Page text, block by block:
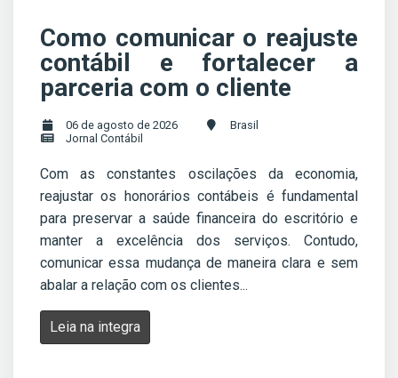
Como comunicar o reajuste
contábil e fortalecer a
parceria com o cliente
06 de agosto de 2026
Brasil
Jornal Contábil
Com as constantes oscilações da economia,
reajustar os honorários contábeis é fundamental
para preservar a saúde financeira do escritório e
manter a excelência dos serviços. Contudo,
comunicar essa mudança de maneira clara e sem
abalar a relação com os clientes...
Leia na integra